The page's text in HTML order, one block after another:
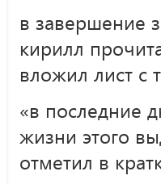
в завершение
кирилл
вложил лист с
«в последние
жизни этого
отметил в